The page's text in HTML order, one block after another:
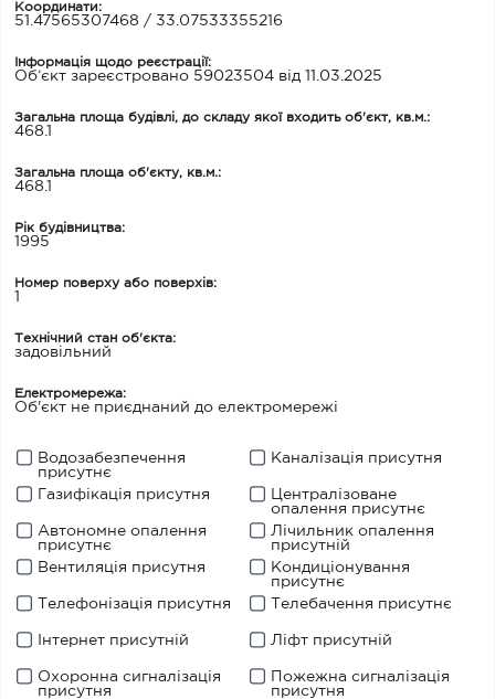
Координати:
51.47565307468 / 33.07533355216
Інформація щодо реєстрації:
Об’єкт зареєстровано 59023504 від 11.03.2025
Загальна площа будівлі, до складу якої входить об'єкт, кв.м.:
468.1
Загальна площа об'єкту, кв.м.:
468.1
Рік будівництва:
1995
Номер поверху або поверхів:
1
Технічний стан об'єкта:
задовільний
Електромережа:
Об'єкт не приєднаний до електромережі
Водозабезпечення
присутнє
Каналізація присутня
Газифікація присутня
Централізоване
опалення присутнє
Автономне опалення
присутнє
Лічильник опалення
присутній
Вентиляція присутня
Кондиціонування
присутнє
Телефонізація присутня
Телебачення присутнє
Інтернет присутній Ліфт присутній
Охоронна сигналізація
присутня
Пожежна сигналізація
присутня